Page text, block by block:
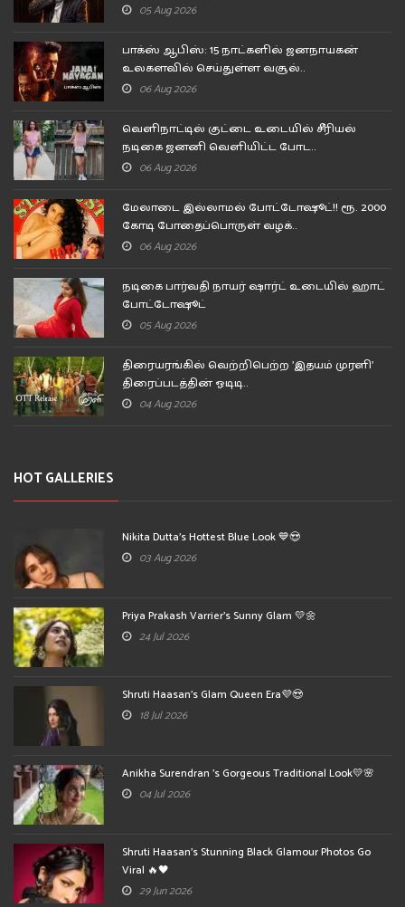
05 Aug 2026
பாக்ஸ் ஆபிஸ்: 15 நாட்களில் ஜனநாயகன்
உலகளவில் செய்துள்ள வசூல்..
06 Aug 2026
வெளிநாட்டில் குட்டை உடையில் சீரியல்
நடிகை ஜனனி வெளியிட்ட போட..
06 Aug 2026
மேலாடை இல்லாமல் போட்டோஷூட்!! ரூ. 2000
கோடி போதைப்பொருள் வழக்..
06 Aug 2026
நடிகை பார்வதி நாயர் ஷார்ட் உடையில் ஹாட்
போட்டோஷூட்
05 Aug 2026
திரையரங்கில் வெற்றிபெற்ற 'இதயம் முரளி'
திரைப்படத்தின் ஓடிடி..
04 Aug 2026
HOT GALLERIES
Nikita Dutta's Hottest Blue Look 💙😍
03 Aug 2026
Priya Prakash Varrier's Sunny Glam 💛🌼
24 Jul 2026
Shruti Haasan's Glam Queen Era💜😍
18 Jul 2026
Anikha Surendran 's Gorgeous Traditional Look💛🌸
04 Jul 2026
Shruti Haasan's Stunning Black Glamour Photos Go
Viral 🔥🖤
29 Jun 2026